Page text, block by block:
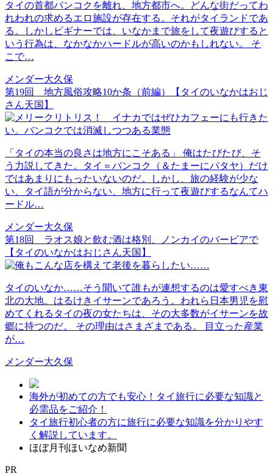
タイの首都バンコクを離れ、地方都市へ。どんな街だってわ
れわれの求めるエロ施設が存在する。それがタイランドであ
る。しかしビギナーでは、いなかまで旅をして夜遊びすると
いう行為は、なかなかハードルが高いのかもしれない。 そ
こで…
メンダー大久保
第19回 地方風俗攻略10か条（前編）【タイのいなかはおじ
さん天国】
「タイの本当の良さは地方にこそある」 俺はたびたび、そ
う力説してきた。タイ＝バンコク（＆たまーにパタヤ）だけ
ではあまりにもったいないのだ。しかし、旅の経験が少な
い、タイ語が分からない、地方に行って夜遊びするなんてハ
ードル…
メンダー大久保
第18回 ラオス娘と飲む酒は格別、ノンカイのバービアで
【タイのいなかはおじさん天国】
タイのいなか……そう聞いて誰もが連想するのは愛すべき東
北の大地。はるけきイサーンであろう。われら日本男児を慰
めてくれるタイの夜の女たちは、その大多数がイサーンを故
郷に持つのだ。 その理由はさまざまである。 目立った産業
が…
メンダー大久保
海外が初めての方でも安心！タイ旅行に必要な知識と
必需品をご紹介！
タイ旅行初心者の方に旅行に必要な知識を分かりやす
く解説しています。
ほぼ月刊ほいなめ新聞
PR